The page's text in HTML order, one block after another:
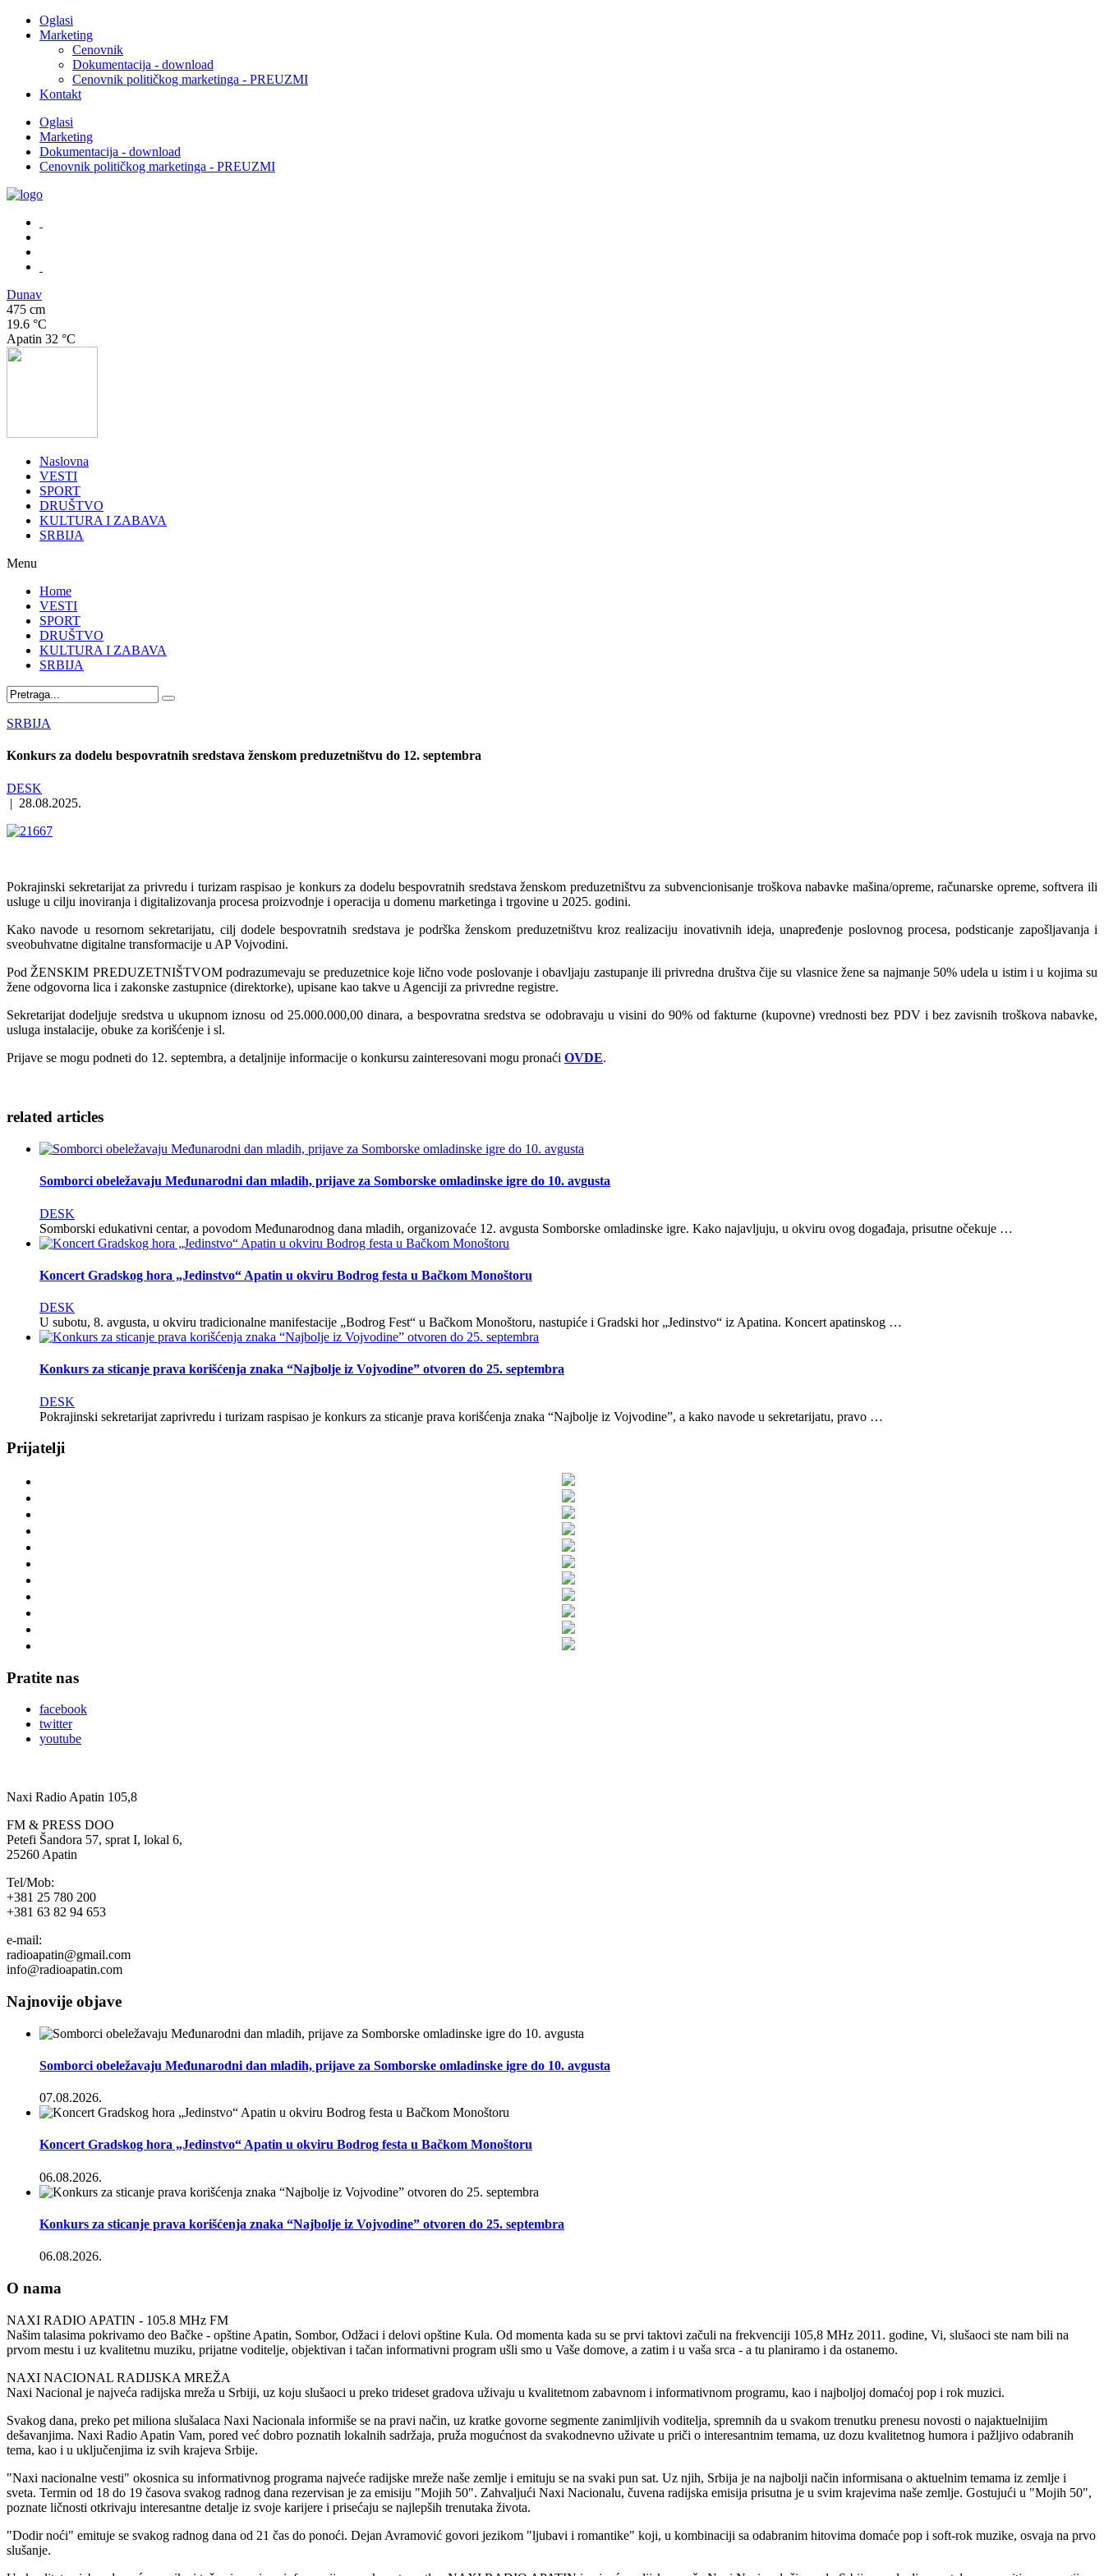
Oglasi
Marketing
Cenovnik
Dokumentacija - download
Cenovnik političkog marketinga - PREUZMI
Kontakt
Oglasi
Marketing
Dokumentacija - download
Cenovnik političkog marketinga - PREUZMI
Dunav
475 cm
19.6 °C
Apatin 32 °C
Naslovna
VESTI
SPORT
DRUŠTVO
KULTURA I ZABAVA
SRBIJA
Menu
Home
VESTI
SPORT
DRUŠTVO
KULTURA I ZABAVA
SRBIJA
SRBIJA
Konkurs za dodelu bespovratnih sredstava ženskom preduzetništvu do 12. septembra
DESK
| 28.08.2025.
Pokrajinski sekretarijat za privredu i turizam raspisao je konkurs za dodelu bespovratnih sredstava ženskom preduzetništvu za subvencionisanje troškova nabavke mašina/opreme, računarske opreme, softvera ili
usluge u cilju inoviranja i digitalizovanja procesa proizvodnje i operacija u domenu marketinga i trgovine u 2025. godini.
Kako navode u resornom sekretarijatu, cilj dodele bespovratnih sredstava je podrška ženskom preduzetništvu kroz realizaciju inovativnih ideja, unapređenje poslovnog procesa, podsticanje zapošljavanja i
sveobuhvatne digitalne transformacije u AP Vojvodini.
Pod ŽENSКIM PREDUZETNIŠTVOM podrazumevaju se preduzetnice koje lično vode poslovanje i obavljaju zastupanje ili privredna društva čije su vlasnice žene sa najmanje 50% udela u istim i u kojima su
žene odgovorna lica i zakonske zastupnice (direktorke), upisane kao takve u Agenciji za privredne registre.
Sekretarijat dodeljuje sredstva u ukupnom iznosu od 25.000.000,00 dinara, a bespovratna sredstva se odobravaju u visini do 90% od fakturne (kupovne) vrednosti bez PDV i bez zavisnih troškova nabavke,
usluga instalacije, obuke za korišćenje i sl.
Prijave se mogu podneti do 12. septembra, a detaljnije informacije o konkursu zainteresovani mogu pronaći OVDE.
related articles
Somborci obeležavaju Međunarodni dan mladih, prijave za Somborske omladinske igre do 10. avgusta
DESK
Somborski edukativni centar, a povodom Međunarodnog dana mladih, organizovaće 12. avgusta Somborske omladinske igre. Kako najavljuju, u okviru ovog događaja, prisutne očekuje …
Koncert Gradskog hora „Jedinstvo“ Apatin u okviru Bodrog festa u Bačkom Monoštoru
DESK
U subotu, 8. avgusta, u okviru tradicionalne manifestacije „Bodrog Fest“ u Bačkom Monoštoru, nastupiće i Gradski hor „Jedinstvo“ iz Apatina. Koncert apatinskog …
Konkurs za sticanje prava korišćenja znaka “Najbolje iz Vojvodine” otvoren do 25. septembra
DESK
Pokrajinski sekretarijat zaprivredu i turizam raspisao je konkurs za sticanje prava korišćenja znaka “Najbolje iz Vojvodine”, a kako navode u sekretarijatu, pravo …
Prijatelji
Pratite nas
facebook
twitter
youtube
Naxi Radio Apatin 105,8
FM & PRESS DOO
Petefi Šandora 57, sprat I, lokal 6,
25260 Apatin
Tel/Mob:
+381 25 780 200
+381 63 82 94 653
e-mail:
radioapatin@gmail.com
info@radioapatin.com
Najnovije objave
Somborci obeležavaju Međunarodni dan mladih, prijave za Somborske omladinske igre do 10. avgusta
07.08.2026.
Koncert Gradskog hora „Jedinstvo“ Apatin u okviru Bodrog festa u Bačkom Monoštoru
06.08.2026.
Konkurs za sticanje prava korišćenja znaka “Najbolje iz Vojvodine” otvoren do 25. septembra
06.08.2026.
O nama
NAXI RADIO APATIN - 105.8 MHz FM
Našim talasima pokrivamo deo Bačke - opštine Apatin, Sombor, Odžaci i delovi opštine Kula. Od momenta kada su se prvi taktovi začuli na frekvenciji 105,8 MHz 2011. godine, Vi, slušaoci ste nam bili na
prvom mestu i uz kvalitetnu muziku, prijatne voditelje, objektivan i tačan informativni program ušli smo u Vaše domove, a zatim i u vaša srca - a tu planiramo i da ostanemo.
NAXI NACIONAL RADIJSKA MREŽA
Naxi Nacional je najveća radijska mreža u Srbiji, uz koju slušaoci u preko trideset gradova uživaju u kvalitetnom zabavnom i informativnom programu, kao i najboljoj domaćoj pop i rok muzici.
Svakog dana, preko pet miliona slušalaca Naxi Nacionala informiše se na pravi način, uz kratke govorne segmente zanimljivih voditelja, spremnih da u svakom trenutku prenesu novosti o najaktuelnijim
dešavanjima. Naxi Radio Apatin Vam, pored već dobro poznatih lokalnih sadržaja, pruža mogućnost da svakodnevno uživate u priči o interesantnim temama, uz dozu kvalitetnog humora i pažljivo odabranih
tema, kao i u uključenjima iz svih krajeva Srbije.
"Naxi nacionalne vesti" okosnica su informativnog programa najveće radijske mreže naše zemlje i emituju se na svaki pun sat. Uz njih, Srbija je na najbolji način informisana o aktuelnim temama iz zemlje i
sveta. Termin od 18 do 19 časova svakog radnog dana rezervisan je za emisiju "Mojih 50". Zahvaljući Naxi Nacionalu, čuvena radijska emisija prisutna je u svim krajevima naše zemlje. Gostujući u "Mojih 50",
poznate ličnosti otkrivaju interesantne detalje iz svoje karijere i prisećaju se najlepših trenutaka života.
"Dodir noći" emituje se svakog radnog dana od 21 čas do ponoći. Dejan Avramović govori jezikom "ljubavi i romantike" koji, u kombinaciji sa odabranim hitovima domaće pop i soft-rok muzike, osvaja na prvo
slušanje.